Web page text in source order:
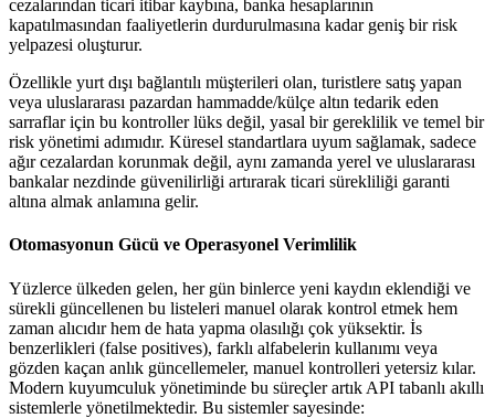
cezalarından ticari itibar kaybına, banka hesaplarının
kapatılmasından faaliyetlerin durdurulmasına kadar geniş bir risk
yelpazesi oluşturur.
Özellikle yurt dışı bağlantılı müşterileri olan, turistlere satış yapan
veya uluslararası pazardan hammadde/külçe altın tedarik eden
sarraflar için bu kontroller lüks değil, yasal bir gereklilik ve temel bir
risk yönetimi adımıdır. Küresel standartlara uyum sağlamak, sadece
ağır cezalardan korunmak değil, aynı zamanda yerel ve uluslararası
bankalar nezdinde güvenilirliği artırarak ticari sürekliliği garanti
altına almak anlamına gelir.
Otomasyonun Gücü ve Operasyonel Verimlilik
Yüzlerce ülkeden gelen, her gün binlerce yeni kaydın eklendiği ve
sürekli güncellenen bu listeleri manuel olarak kontrol etmek hem
zaman alıcıdır hem de hata yapma olasılığı çok yüksektir. İs
benzerlikleri (false positives), farklı alfabelerin kullanımı veya
gözden kaçan anlık güncellemeler, manuel kontrolleri yetersiz kılar.
Modern kuyumculuk yönetiminde bu süreçler artık API tabanlı akıllı
sistemlerle yönetilmektedir. Bu sistemler sayesinde: